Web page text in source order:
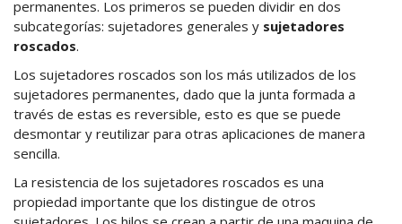
permanentes. Los primeros se pueden dividir en dos
subcategorías: sujetadores generales y sujetadores
roscados.
Los sujetadores roscados son los más utilizados de los
sujetadores permanentes, dado que la junta formada a
través de estas es reversible, esto es que se puede
desmontar y reutilizar para otras aplicaciones de manera
sencilla.
La resistencia de los sujetadores roscados es una
propiedad importante que los distingue de otros